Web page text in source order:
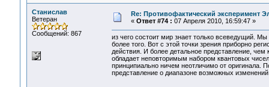
Станислав
Ветеран
Сообщений: 867
Re: Противофактический эксперимент
« Ответ #74 : 07 Апреля 2010, 16:59:47 »
из чего состоит мир знает только всеведущий.
более того. Вот с этой точки зрения приборно
действия. И более детальное представление,
обладает неповторимым набором квантовых
принципиально ничем неотличимо от оригинала.
представление о диапазоне возможных